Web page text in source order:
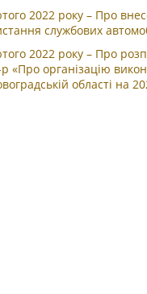
2022 року – Про
службових
2022 року – Про
«Про організацію
області на